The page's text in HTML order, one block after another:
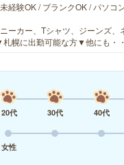
経験OK / ブランクOK / パソコ
ーカー、Tシャツ、ジーンズ
幌に出勤可能な方▼他にも
20代
30代 40代
女性